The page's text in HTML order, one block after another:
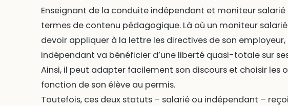
Enseignant de la conduite indépendant et moniteur salarié
termes de contenu pédagogique. Là où un moniteur
devoir appliquer à la lettre les directives de son
indépendant va bénéficier d’une liberté quasi-totale sur
Ainsi, il peut adapter facilement son discours et choisir les
fonction de son élève au permis.
Toutefois, ces deux statuts – salarié ou indépendant –